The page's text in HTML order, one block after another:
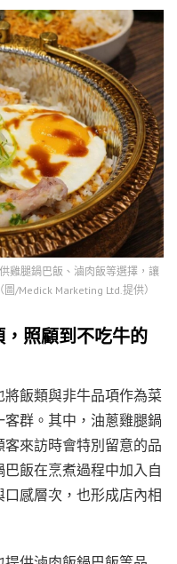
雞腿鍋巴飯、滷肉飯等選擇，讓
/Medick Marketing Ltd.提供）
照顧到不吃牛的
飯類與非牛品項作為菜
群。其中，油蔥雞腿鍋
來訪時會特別留意的品
飯在烹煮過程中加入自
感層次，也形成店內相